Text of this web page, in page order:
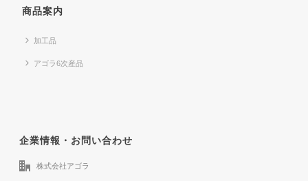
商品案内
加工品
アゴラ6次産品
企業情報・お問い合わせ
株式会社アゴラ